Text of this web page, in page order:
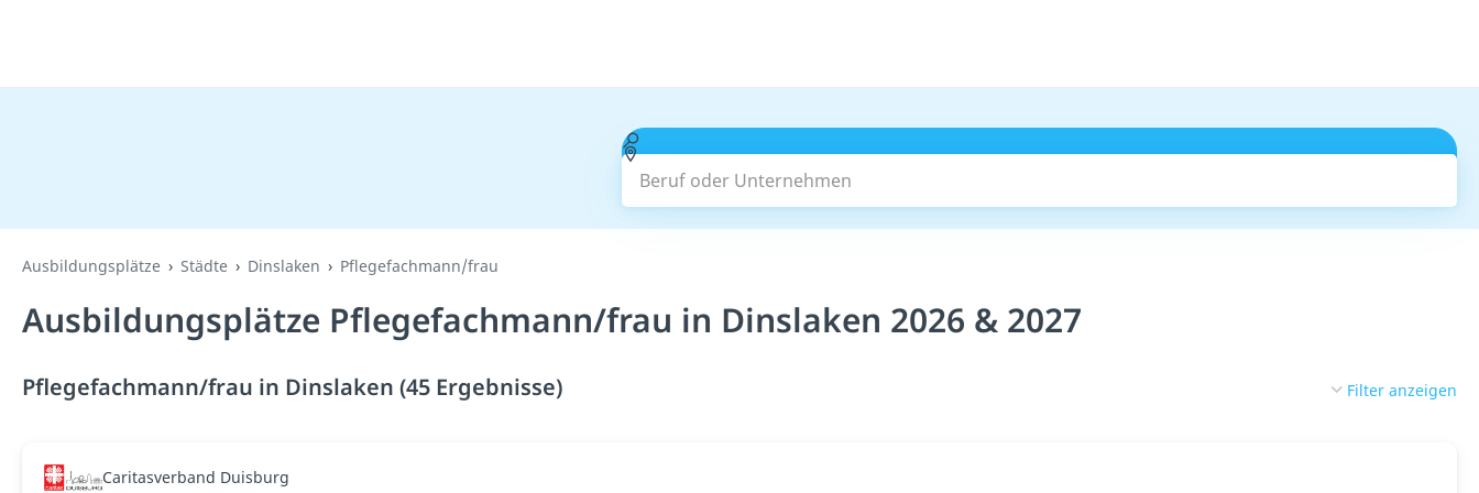
Beruf oder Unternehmen
Ausbildungsplätze Städte Dinslaken Pflegefachmann/frau
Ausbildungsplätze Pflegefachmann/frau in Dinslaken 2026 & 2027
Pflegefachmann/frau in Dinslaken (45 Ergebnisse) Filter anzeigen
Caritasverband Duisburg